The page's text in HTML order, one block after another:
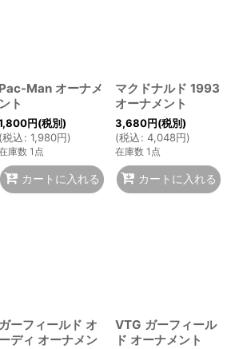
Pac-Man オーナメ
ント
円(税別)
(税込: 1,980円)
庫数 1点
カートに入れる
マクドナルド 1993
オーナメント
3,680円(税別)
(税込: 4,048円)
在庫数 1点
カートに入れる
ガーフィールド オ
ーディ オーナメン
VTG ガーフィール
ド オーナメント